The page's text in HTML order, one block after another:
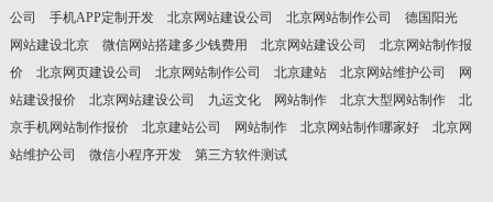
公司
手机APP定制开发 北京网站建设公司 北京网站制作公司
德国阳光
网站建设北京
微信网站搭建多少钱费用 北京网站建设公司
北京网站制作报
价
北京网页建设公司 北京网站制作公司 北京建站 北京网站维护公司
网
站建设报价
北京网站建设公司 九运文化 网站制作 北京大型网站制作
北
京手机网站制作报价
北京建站公司 网站制作 北京网站制作哪家好
北京网
站维护公司
微信小程序开发 第三方软件测试